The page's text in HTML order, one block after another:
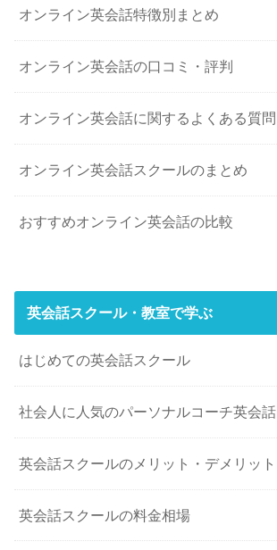
オンライン英会話特徴別まとめ
オンライン英会話の口コミ・評判
オンライン英会話に関するよくある質問
オンライン英会話スクールのまとめ
おすすめオンライン英会話の比較
英会話スクール・教室で学ぶ
はじめての英会話スクール
社会人に人気のパーソナルコーチ英会話
英会話スクールのメリット・デメリット
英会話スクールの料金相場